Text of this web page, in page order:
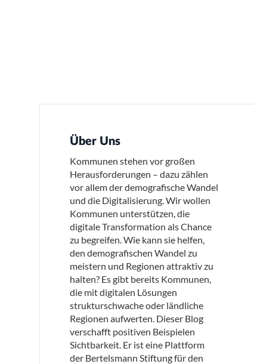
Über Uns
Kommunen stehen vor großen
Herausforderungen – dazu zählen
vor allem der demografische Wandel
und die Digitalisierung. Wir wollen
Kommunen unterstützen, die
digitale Transformation als Chance
zu begreifen. Wie kann sie helfen,
den demografischen Wandel zu
meistern und Regionen attraktiv zu
halten? Es gibt bereits Kommunen,
die mit digitalen Lösungen
strukturschwache oder ländliche
Regionen aufwerten. Dieser Blog
verschafft positiven Beispielen
Sichtbarkeit. Er ist eine Plattform
der Bertelsmann Stiftung für den